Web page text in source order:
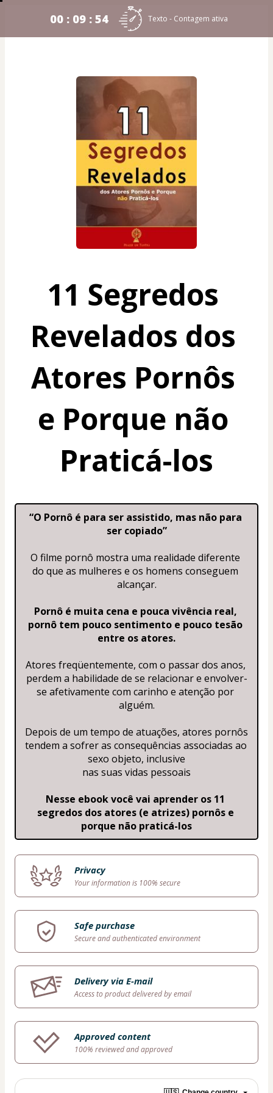
00 : 09 : 53 Texto - Contagem ativa
11 Segredos
Revelados dos
Atores Pornôs
e Porque não
Praticá-los
“O Pornô é para ser assistido, mas não para
ser copiado”
O filme pornô mostra uma realidade diferente
do que as mulheres e os homens conseguem
alcançar.
Pornô é muita cena e pouca vivência real,
pornô tem pouco sentimento e pouco tesão
entre os atores.
Atores freqüentemente, com o passar dos anos,
perdem a habilidade de se relacionar e envolver-
se afetivamente com carinho e atenção por
alguém.
Depois de um tempo de atuações, atores pornôs
tendem a sofrer as consequências associadas ao
sexo objeto, inclusive
nas suas vidas pessoais
Nesse ebook você vai aprender os 11
segredos dos atores (e atrizes) pornôs e
porque não praticá-los
Privacy
Your information is 100% secure
Safe purchase
Secure and authenticated environment
Delivery via E-mail
Access to product delivered by email
Approved content
100% reviewed and approved